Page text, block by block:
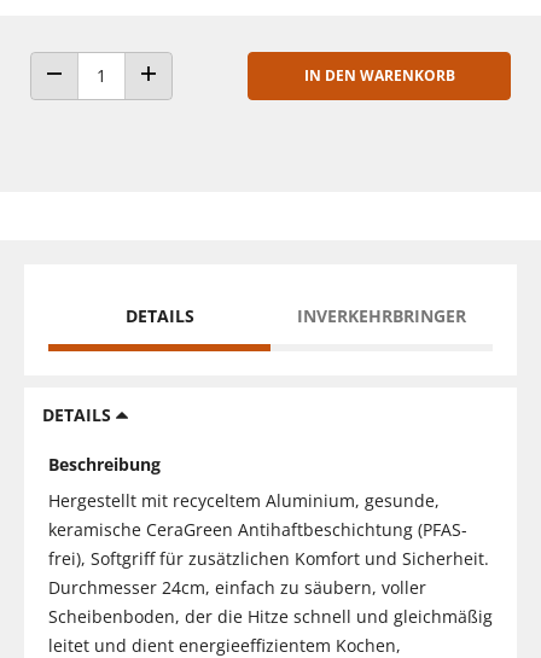
ANZAHL VERRINGERNANZAHL ERHÖHEN
IN DEN WARENKORB
DETAILS INVERKEHRBRINGER
DETAILS
Beschreibung
Hergestellt mit recyceltem Aluminium, gesunde,
keramische CeraGreen Antihaftbeschichtung (PFAS-
frei), Softgriff für zusätzlichen Komfort und Sicherheit.
Durchmesser 24cm, einfach zu säubern, voller
Scheibenboden, der die Hitze schnell und gleichmäßig
leitet und dient energieeffizientem Kochen,